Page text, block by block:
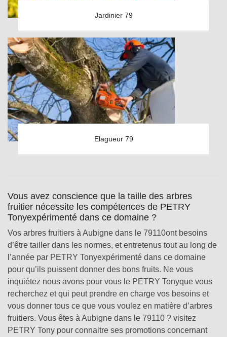
Jardinier 79
Elagueur 79
Vous avez conscience que la taille des arbres
fruitier nécessite les compétences de PETRY
Tonyexpérimenté dans ce domaine ?
Vos arbres fruitiers à Aubigne dans le 79110ont besoins
d’être tailler dans les normes, et entretenus tout au long de
l’année par PETRY Tonyexpérimenté dans ce domaine
pour qu’ils puissent donner des bons fruits. Ne vous
inquiétez nous avons pour vous le PETRY Tonyque vous
recherchez et qui peut prendre en charge vos besoins et
vous donner tous ce que vous voulez en matière d’arbres
fruitiers. Vous êtes à Aubigne dans le 79110 ? visitez
PETRY Tony pour connaitre ses promotions concernant